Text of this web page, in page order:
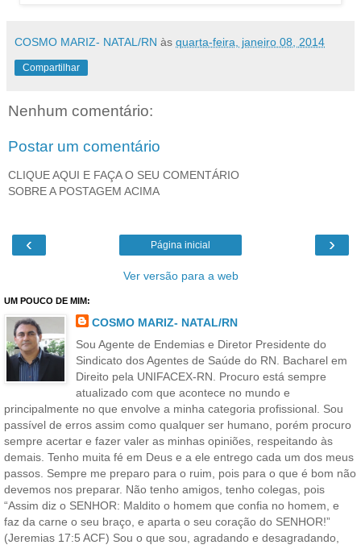
COSMO MARIZ- NATAL/RN às quarta-feira, janeiro 08, 2014
Compartilhar
Nenhum comentário:
Postar um comentário
CLIQUE AQUI E FAÇA O SEU COMENTÁRIO
SOBRE A POSTAGEM ACIMA
‹ ›
Página inicial
Ver versão para a web
UM POUCO DE MIM:
COSMO MARIZ- NATAL/RN
Sou Agente de Endemias e Diretor Presidente do
Sindicato dos Agentes de Saúde do RN. Bacharel em
Direito pela UNIFACEX-RN. Procuro está sempre
atualizado com que acontece no mundo e
principalmente no que envolve a minha categoria profissional. Sou
passível de erros assim como qualquer ser humano, porém procuro
sempre acertar e fazer valer as minhas opiniões, respeitando às
demais. Tenho muita fé em Deus e a ele entrego cada um dos meus
passos. Sempre me preparo para o ruim, pois para o que é bom não
devemos nos preparar. Não tenho amigos, tenho colegas, pois
“Assim diz o SENHOR: Maldito o homem que confia no homem, e
faz da carne o seu braço, e aparta o seu coração do SENHOR!”
(Jeremias 17:5 ACF) Sou o que sou, agradando e desagradando,